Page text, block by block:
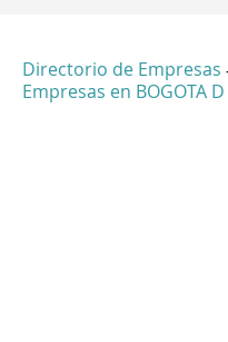
Directorio de Empresas
Empresas en BOGOTA D